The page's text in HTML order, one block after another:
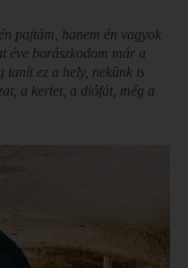
pajtám, hanem én vagyok
éve borászkodom már a
tanít ez a hely, nekünk is
a kertet, a diófát, még a